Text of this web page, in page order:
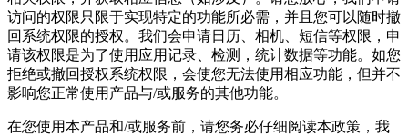
访问的权限只限于实现特定的功能所必需，并且您可以随时撤
回系统权限的授权。我们会申请日历、相机、短信等权限，申
请该权限是为了使用应用记录、检测，统计数据等功能。如您
拒绝或撤回授权系统权限，会使您无法使用相应功能，但并不
影响您正常使用产品与/或服务的其他功能。
在您使用本产品和/或服务前，请您务必仔细阅读本政策，我